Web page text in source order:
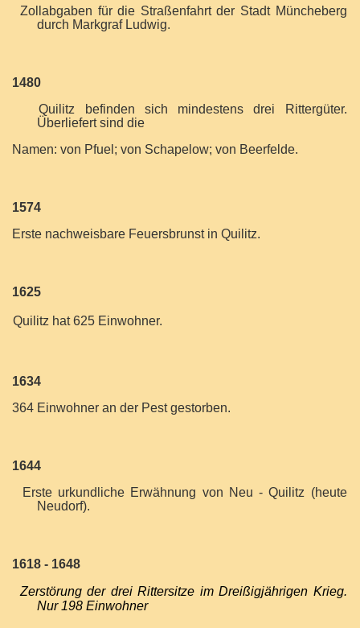
Zollabgaben für die Straßenfahrt der Stadt Müncheberg
durch Markgraf Ludwig.
1480
Quilitz befinden sich mindestens drei Rittergüter.
Überliefert sind die
Namen: von Pfuel; von Schapelow; von Beerfelde.
1574
Erste nachweisbare Feuersbrunst in Quilitz.
1625
Quilitz hat 625 Einwohner.
1634
364 Einwohner an der Pest gestorben.
1644
Erste urkundliche Erwähnung von Neu - Quilitz (heute
Neudorf).
1618 - 1648
Zerstörung der drei Rittersitze im Dreißigjährigen Krieg.
Nur 198 Einwohner